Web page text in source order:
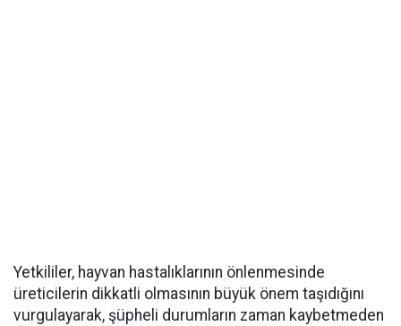
Yetkililer, hayvan hastalıklarının önlenmesinde
üreticilerin dikkatli olmasının büyük önem taşıdığını
vurgulayarak, şüpheli durumların zaman kaybetmeden